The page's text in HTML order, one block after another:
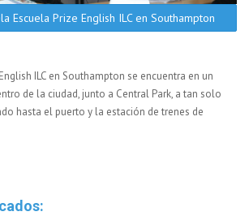
Escuela Prize English ILC en Southampton
ILC en Southampton se encuentra en un
de la ciudad, junto a Central Park, a tan solo
hasta el puerto y la estación de trenes de